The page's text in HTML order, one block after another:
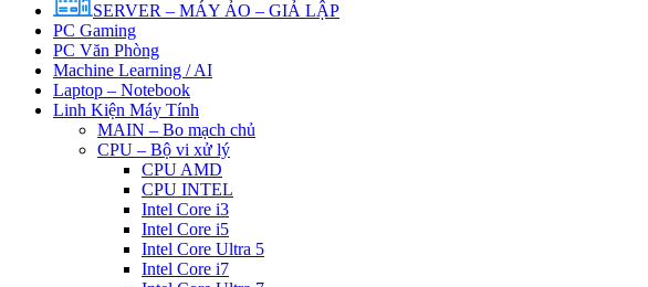
SERVER – MÁY ẢO – GIẢ LẬP
PC Gaming
PC Văn Phòng
Machine Learning / AI
Laptop – Notebook
Linh Kiện Máy Tính
MAIN – Bo mạch chủ
CPU – Bộ vi xử lý
CPU AMD
CPU INTEL
Intel Core i3
Intel Core i5
Intel Core Ultra 5
Intel Core i7